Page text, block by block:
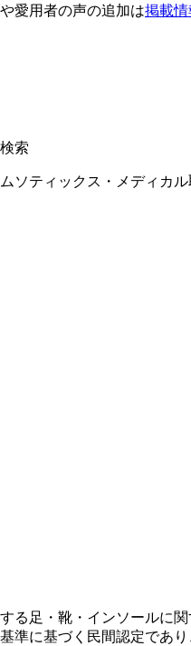
愛用者の声の追加は掲載情
索
ソティックス・メディカ
る足・靴・インソールに
準に基づく民間認定であ